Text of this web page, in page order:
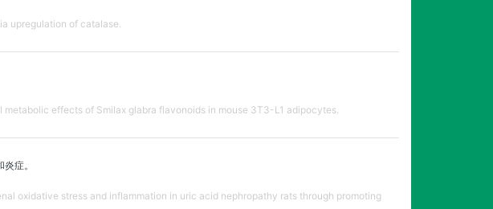
upregulation of catalase.
effects of Smilax glabra flavonoids in mouse 3T3-L1 adipocytes.
症。
oxidative stress and inflammation in uric acid nephropathy rats through promoting